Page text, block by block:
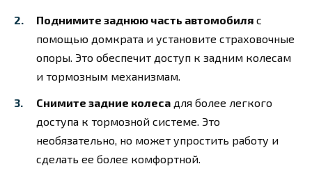
Поднимите заднюю часть автомобиля с
помощью домкрата и установите страховочные
опоры. Это обеспечит доступ к задним колесам
и тормозным механизмам.
Снимите задние колеса для более легкого
доступа к тормозной системе. Это
необязательно, но может упростить работу и
сделать ее более комфортной.